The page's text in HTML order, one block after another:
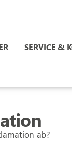
SERVICE &
ab?